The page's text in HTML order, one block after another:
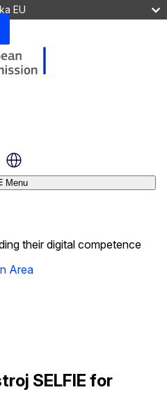
EU
Menu
their digital competence
Area
SELFIE for